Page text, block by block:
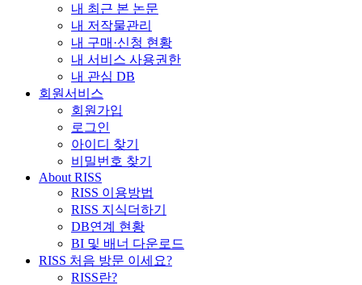
내 최근 본 논문
내 저작물관리
내 구매·신청 현황
내 서비스 사용권한
내 관심 DB
회원서비스
회원가입
로그인
아이디 찾기
비밀번호 찾기
About RISS
RISS 이용방법
RISS 지식더하기
DB연계 현황
BI 및 배너 다운로드
RISS 처음 방문 이세요?
RISS란?